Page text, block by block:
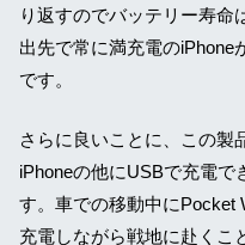
り返すのでバッテリー寿命
出先で常に満充電のiPhone
です。
さらに良いことに、この製
iPhoneの他にUSBで充電で
す。車での移動中にPocket
充電しながら戦地に赴くこ